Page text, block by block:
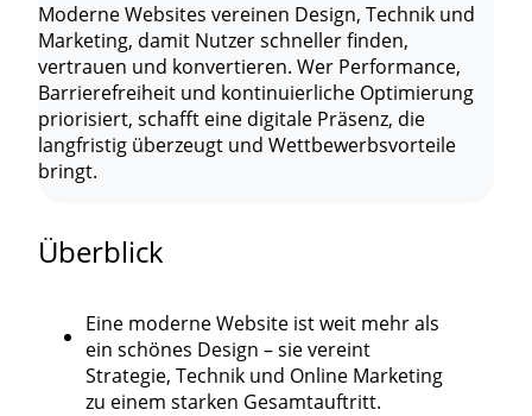
Moderne Websites vereinen Design, Technik und
Marketing, damit Nutzer schneller finden,
vertrauen und konvertieren. Wer Performance,
Barrierefreiheit und kontinuierliche Optimierung
priorisiert, schafft eine digitale Präsenz, die
langfristig überzeugt und Wettbewerbsvorteile
bringt.
Überblick
Eine moderne Website ist weit mehr als
ein schönes Design – sie vereint
Strategie, Technik und Online Marketing
zu einem starken Gesamtauftritt.